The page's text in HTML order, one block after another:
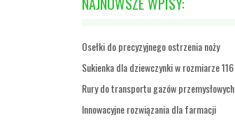
Osełki do precyzyjnego ostrzenia noży
Sukienka dla dziewczynki w rozmiarze 116
Rury do transportu gazów przemysłowych
Innowacyjne rozwiązania dla farmacji